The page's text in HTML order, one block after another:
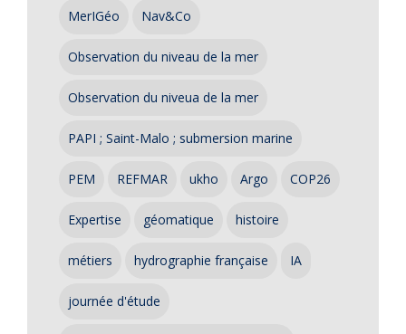
MerIGéo Nav&Co
Observation du niveau de la mer
Observation du niveua de la mer
PAPI ; Saint-Malo ; submersion marine
PEM REFMAR ukho Argo COP26
Expertise géomatique histoire
métiers hydrographie française IA
journée d'étude